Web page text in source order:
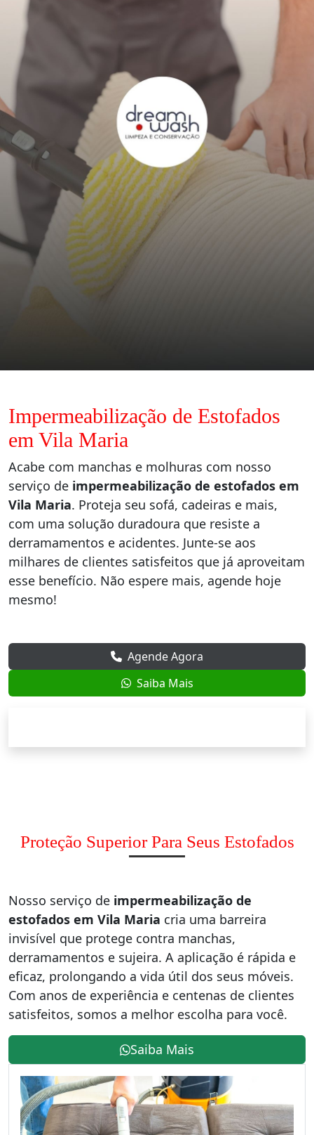
Impermeabilização de Estofados
em Vila Maria
Acabe com manchas e molhuras com nosso
serviço de impermeabilização de estofados em
Vila Maria. Proteja seu sofá, cadeiras e mais,
com uma solução duradoura que resiste a
derramamentos e acidentes. Junte-se aos
milhares de clientes satisfeitos que já aproveitam
esse benefício. Não espere mais, agende hoje
mesmo!
Agende Agora
Saiba Mais
Proteção Superior Para Seus Estofados
Nosso serviço de impermeabilização de
estofados em Vila Maria cria uma barreira
invisível que protege contra manchas,
derramamentos e sujeira. A aplicação é rápida e
eficaz, prolongando a vida útil dos seus móveis.
Com anos de experiência e centenas de clientes
satisfeitos, somos a melhor escolha para você.
Saiba Mais